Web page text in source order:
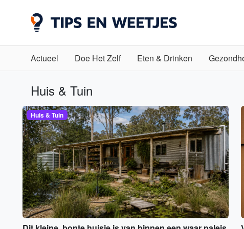
Actueel Doe Het Zelf Eten & Drinken
Huis & Tuin
Huis & Tuin